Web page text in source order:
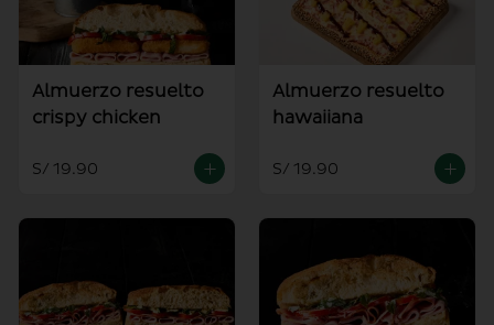
Almuerzo resuelto
crispy chicken
S/ 19.90
Almuerzo resuelto
hawaiiana
S/ 19.90